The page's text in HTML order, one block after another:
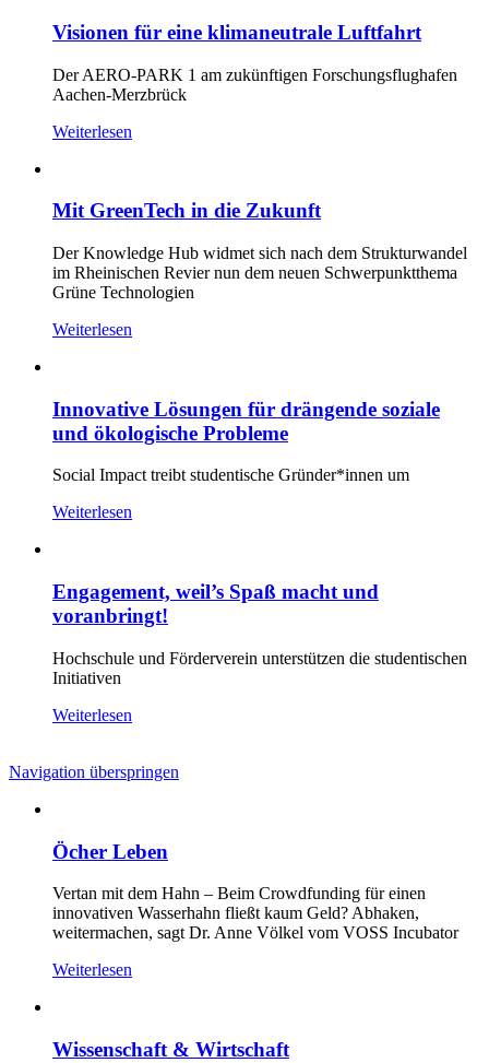
Visionen für eine klimaneutrale Luftfahrt
Der AERO-PARK 1 am zukünftigen Forschungsflughafen
Aachen-Merzbrück
Weiterlesen
Mit GreenTech in die Zukunft
Der Knowledge Hub widmet sich nach dem Strukturwandel
im Rheinischen Revier nun dem neuen Schwerpunktthema
Grüne Technologien
Weiterlesen
Innovative Lösungen für drängende soziale
und ökologische Probleme
Social Impact treibt studentische Gründer*innen um
Weiterlesen
Engagement, weil’s Spaß macht und
voranbringt!
Hochschule und Förderverein unterstützen die studentischen
Initiativen
Weiterlesen
Navigation überspringen
Öcher Leben
Vertan mit dem Hahn – Beim Crowdfunding für einen
innovativen Wasserhahn fließt kaum Geld? Abhaken,
weitermachen, sagt Dr. Anne Völkel vom VOSS Incubator
Weiterlesen
Wissenschaft & Wirtschaft